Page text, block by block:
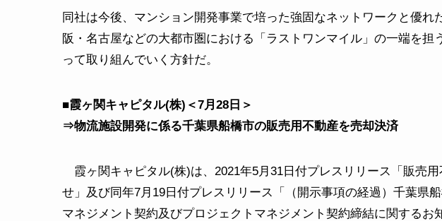
同社は今後、マンション開発事業で培った強固なネットワークと優れ
阪・名古屋などの大都市圏における「ラストワンマイル」の一端を担
って取り組んでいく方針だ。
■霞ヶ関キャピタル(株)＜7月28日＞
⇒物流施設開発に係る千葉県船橋市の販売用不動産を売却決済
霞ヶ関キャピタル(株)は、2021年5月31日付プレスリリース「販売
せ」及び同年7月19日付プレスリリース「（開示事項の経過）千葉県
マネジメント契約及びプロジェクトマネジメント契約締結に関するお